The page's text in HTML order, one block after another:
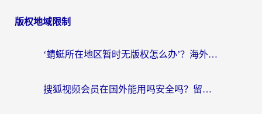
版权地域限制
‘蜻蜓所在地区暂时无版权怎么办’？海外党看国内内容、办国内事的实用指南
搜狐视频会员在国外能用吗安全吗？留学生亲测有效的回国观影解决方案